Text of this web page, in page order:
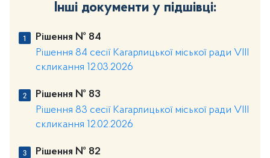
Інші документи у підшівці:
Рішення № 84
Рішення 84 сесії Кагарлицької міської ради VIII
скликання 12.03.2026
Рішення № 83
Рішення 83 сесії Кагарлицької міської ради VIII
скликання 12.02.2026
Рішення № 82